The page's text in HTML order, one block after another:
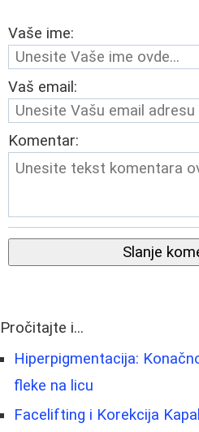
Vaše ime:
Vaš email:
Komentar:
Slanje
Pročitajte i...
Hiperpigmentacija:
fleke na licu
Facelifting i Korekcija